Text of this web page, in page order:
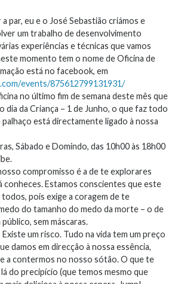
par, eu e o José Sebastião criámos e
um trabalho de desenvolvimento
experiências e técnicas que vamos
momento tem o nome de Oficina de
está no facebook, em
events/875612799131931/
no último fim de semana deste mês que
dia da Criança – 1 de Junho, o que faz todo
está directamente ligado à nossa
Sábado e Domindo, das 10h00 às 18h00
compromisso é a de te explorares
conheces. Estamos conscientes que este
pois exige a coragem de te
do tamanho do medo da morte – o de
sem máscaras.
um risco. Tudo na vida tem um preço
damos em direcção à nossa essência,
a contermos no nosso sótão. O que te
do precipício (que temos mesmo que